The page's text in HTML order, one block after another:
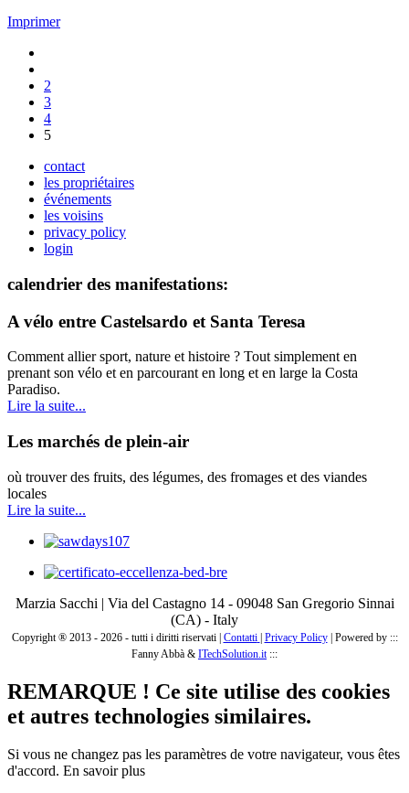
Imprimer
2
3
4
5
contact
les propriétaires
événements
les voisins
privacy policy
login
calendrier des manifestations:
A vélo entre Castelsardo et Santa Teresa
Comment allier sport, nature et histoire ? Tout simplement en
prenant son vélo et en parcourant en long et en large la Costa
Paradiso.
Lire la suite...
Les marchés de plein-air
où trouver des fruits, des légumes, des fromages et des viandes
locales
Lire la suite...
Marzia Sacchi | Via del Castagno 14 - 09048 San Gregorio Sinnai
(CA) - Italy
Copyright ® 2013 - 2026 - tutti i diritti riservati | Contatti | Privacy Policy| Powered by :::
Fanny Abbà & ITechSolution.it :::
REMARQUE ! Ce site utilise des cookies
et autres technologies similaires.
Si vous ne changez pas les paramètres de votre navigateur, vous êtes
d'accord. En savoir plus